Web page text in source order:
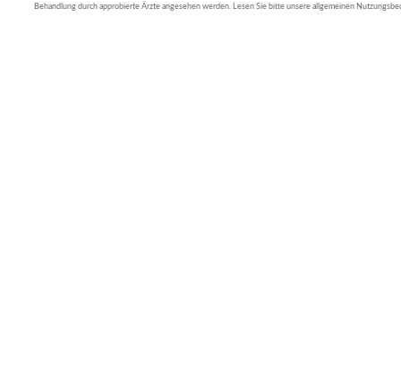
Behandlung durch approbierte Ärzte angesehen werden. Lesen Sie bitte unsere allgemeinen